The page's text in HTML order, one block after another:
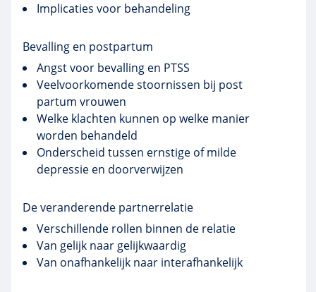
Implicaties voor behandeling
Bevalling en postpartum
Angst voor bevalling en PTSS
Veelvoorkomende stoornissen bij post
partum vrouwen
Welke klachten kunnen op welke manier
worden behandeld
Onderscheid tussen ernstige of milde
depressie en doorverwijzen
De veranderende partnerrelatie
Verschillende rollen binnen de relatie
Van gelijk naar gelijkwaardig
Van onafhankelijk naar interafhankelijk